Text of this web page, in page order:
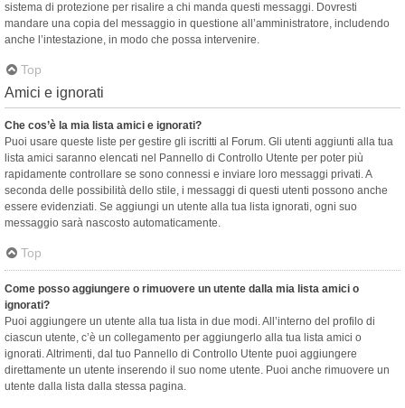
sistema di protezione per risalire a chi manda questi messaggi. Dovresti
mandare una copia del messaggio in questione all’amministratore, includendo
anche l’intestazione, in modo che possa intervenire.
Top
Amici e ignorati
Che cos’è la mia lista amici e ignorati?
Puoi usare queste liste per gestire gli iscritti al Forum. Gli utenti aggiunti alla tua
lista amici saranno elencati nel Pannello di Controllo Utente per poter più
rapidamente controllare se sono connessi e inviare loro messaggi privati. A
seconda delle possibilità dello stile, i messaggi di questi utenti possono anche
essere evidenziati. Se aggiungi un utente alla tua lista ignorati, ogni suo
messaggio sarà nascosto automaticamente.
Top
Come posso aggiungere o rimuovere un utente dalla mia lista amici o
ignorati?
Puoi aggiungere un utente alla tua lista in due modi. All’interno del profilo di
ciascun utente, c’è un collegamento per aggiungerlo alla tua lista amici o
ignorati. Altrimenti, dal tuo Pannello di Controllo Utente puoi aggiungere
direttamente un utente inserendo il suo nome utente. Puoi anche rimuovere un
utente dalla lista dalla stessa pagina.